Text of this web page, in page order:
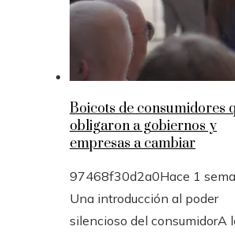
Boicots de consumidores
obligaron a gobiernos y
empresas a cambiar
97468f30d2a0Hace 1
Una introducción al poder
silencioso del consumidorA